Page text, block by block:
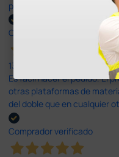
plazo de entrega se alarga.
Comprador verificado
13 Jul 2026
Es fácil hacer el pedido. El
otras plataformas de
del doble que en cualquier
Comprador verificado